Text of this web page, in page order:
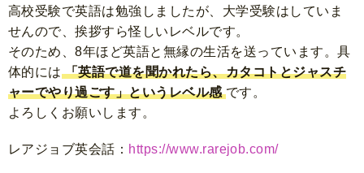
高校受験で英語は勉強しましたが、大学受験はしていま
せんので、挨拶すら怪しいレベルです。
そのため、8年ほど英語と無縁の生活を送っています。具
体的には 「英語で道を聞かれたら、カタコトとジャスチ
ャーでやり過ごす」というレベル感 です。
よろしくお願いします。
レアジョブ英会話： https://www.rarejob.com/